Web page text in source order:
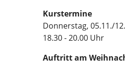
Kurstermine
Donnerstag, 05.11./
18.30 - 20.00 Uhr
Auftritt am